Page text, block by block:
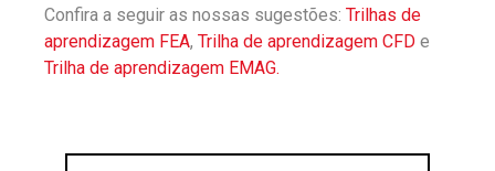
Confira a seguir as nossas sugestões: Trilhas de
aprendizagem FEA, Trilha de aprendizagem CFD e
Trilha de aprendizagem EMAG.